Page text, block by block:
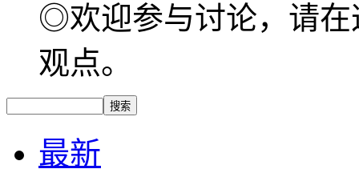
◎欢迎参与讨论，请在
观点。
最新